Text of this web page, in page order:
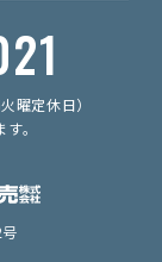
曜定休日）
。